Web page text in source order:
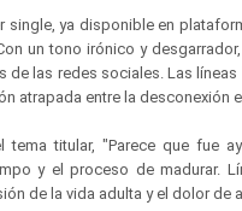
single, ya disponible en
un tono irónico y
de las redes sociales. Las
atrapada entre la desconexión
tema titular, "Parece que fue
y el proceso de madurar.
de la vida adulta y el dolor de